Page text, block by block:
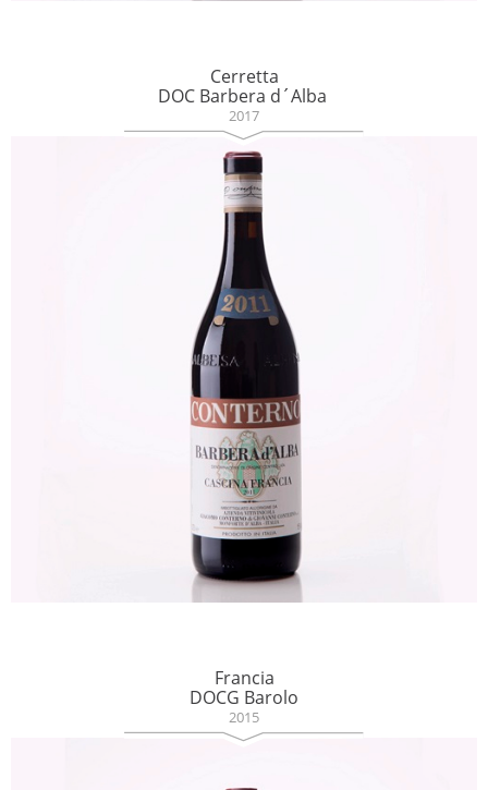
Cerretta
DOC Barbera d´Alba
2017
Francia
DOCG Barolo
2015